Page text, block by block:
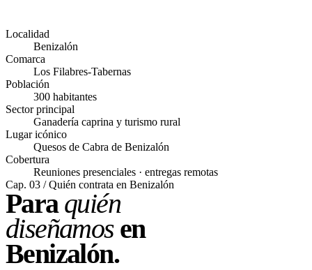
Localidad
Benizalón
Comarca
Los Filabres-Tabernas
Población
300 habitantes
Sector principal
Ganadería caprina y turismo rural
Lugar icónico
Quesos de Cabra de Benizalón
Cobertura
Reuniones presenciales · entregas remotas
Cap. 03 / Quién contrata en Benizalón
Paraquién
diseñamosen
Benizalón.